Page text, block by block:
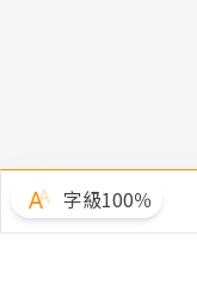
字級100％